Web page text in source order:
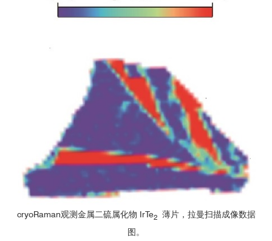
cryoRaman观测金属二硫属化物 IrTe2薄片，拉曼扫描成像数据
图。